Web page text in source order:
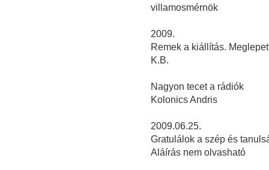
villamosmérnök
2009.
Remek a kiállítás.
K.B.
Nagyon tecet a rádiók
Kolonics Andris
2009.06.25.
Gratulálok a szép és
Aláírás nem olvasható